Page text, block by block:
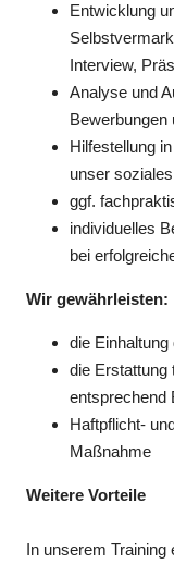
Entwicklung
Interview,
Analyse und
Bewerbungen
Hilfestellung
unser
ggf.
individuelles
bei
Wir gewährleisten:
die
die Erstattung
entsprechend
Haftpflicht-
Maßnahme
Weitere Vorteile
In unserem Training